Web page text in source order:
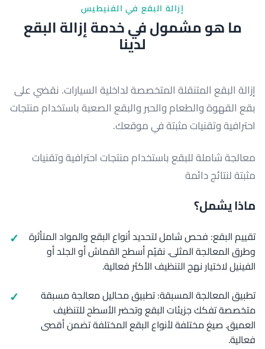
إزالة البقع في الفنيطيس
ما هو مشمول في خدمة إزالة البقع
لدينا
إزالة البقع المتنقلة المتخصصة لداخلية السيارات. نقضي على
بقع القهوة والطعام والحبر والبقع الصعبة باستخدام منتجات
احترافية وتقنيات مثبتة في موقعك.
معالجة شاملة للبقع باستخدام منتجات احترافية وتقنيات
مثبتة لنتائج دائمة
ماذا يشمل؟
تقييم البقع: فحص شامل لتحديد أنواع البقع والمواد المتأثرة
وطرق المعالجة المثلى. نقيّم أسطح القماش أو الجلد أو
الفينيل لاختيار نهج التنظيف الأكثر فعالية.
تطبيق المعالجة المسبقة: تطبيق محاليل معالجة مسبقة
متخصصة تفكك جزيئات البقع وتحضر الأسطح للتنظيف
العميق. صيغ مختلفة لأنواع البقع المختلفة تضمن أقصى
فعالية.